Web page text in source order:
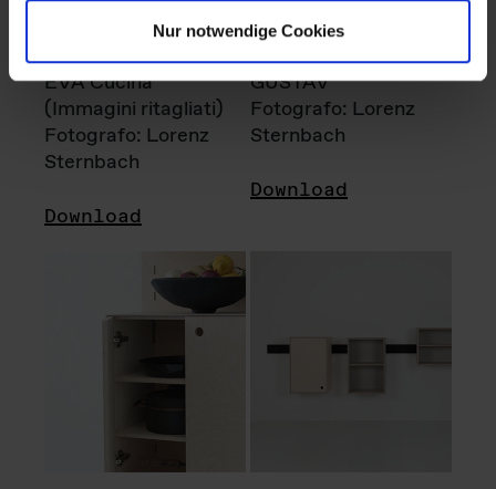
Nur notwendige Cookies
EVA Cucina
(Immagini ritagliati)
Fotografo: Lorenz
Sternbach
Download
GUSTAV
Fotografo: Lorenz
Sternbach
Download